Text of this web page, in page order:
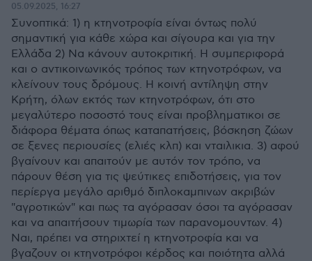
05.09.2025, 16:27
Συνοπτικά: 1) η κτηνοτροφία είναι όντως πολύ
σημαντική για κάθε χώρα και σίγουρα και για την
Ελλάδα 2) Να κάνουν αυτοκριτική. Η συμπεριφορά
και ο αντικοινωνικός τρόπος των κτηνοτρόφων, να
κλείνουν τους δρόμους. Η κοινή αντίληψη στην
Κρήτη, όλων εκτός των κτηνοτρόφων, ότι στο
μεγαλύτερο ποσοστό τους είναι προβληματικοι σε
διάφορα θέματα όπως καταπατήσεις, βόσκηση ζώων
σε ξενες περιουσίες (ελιές κλπ) και νταιλικια. 3) αφού
βγαίνουν και απαιτούν με αυτόν τον τρόπο, να
πάρουν θέση για τις ψεύτικες επιδοτήσεις, για τον
περίεργα μεγάλο αριθμό διπλοκαμπινων ακριβών
"αγροτικών" και πως τα αγόρασαν όσοι τα αγόρασαν
και να απαιτήσουν τιμωρία των παρανομουντων. 4)
Ναι, πρέπει να στηριχτεί η κτηνοτροφία και να
βγαζουν οι κτηνοτρόφοι κέρδος και ποιότητα αλλά